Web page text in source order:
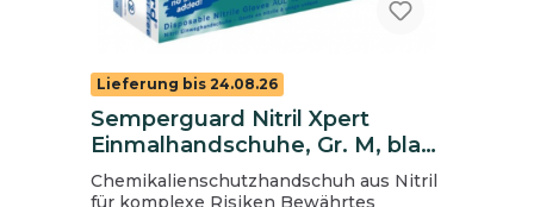
Lieferung bis 24.08.26
Semperguard Nitril Xpert
Einmalhandschuhe, Gr. M, blau,
100 Stück
Chemikalienschutzhandschuh aus Nitril
für komplexe Risiken Bewährtes